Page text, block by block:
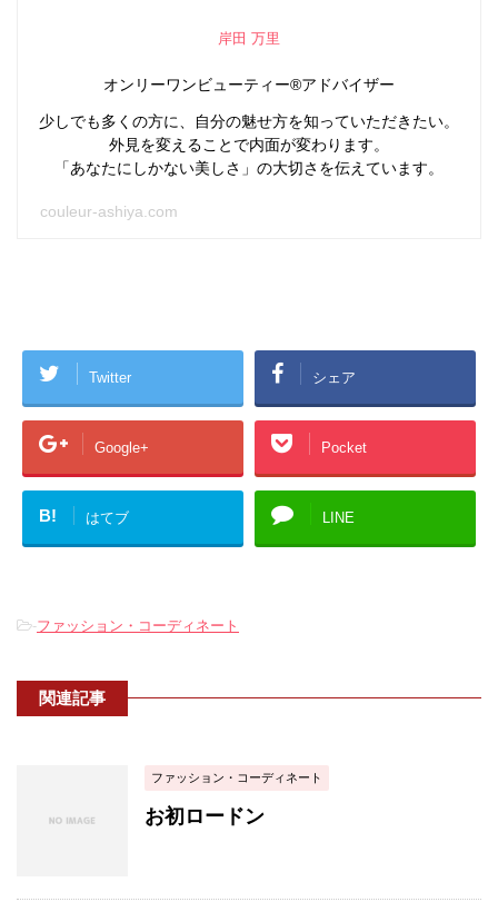
岸田 万里
オンリーワンビューティー®アドバイザー
少しでも多くの方に、自分の魅せ方を知っていただきたい。
外見を変えることで内面が変わります。
「あなたにしかない美しさ」の大切さを伝えています。
couleur-ashiya.com
Twitter シェア
Google+ Pocket
B! はてブ LINE
-ファッション・コーディネート
関連記事
ファッション・コーディネート
お初ロードン